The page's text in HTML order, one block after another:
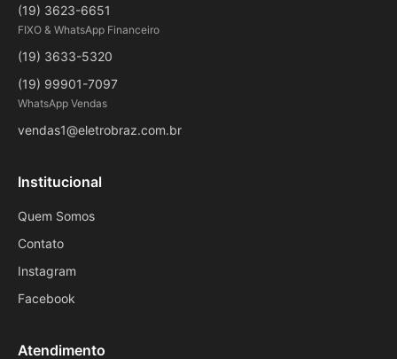
(19) 3623-6651
FIXO & WhatsApp Financeiro
(19) 3633-5320
(19) 99901-7097
WhatsApp Vendas
vendas1@eletrobraz.com.br
Institucional
Quem Somos
Contato
Instagram
Facebook
Atendimento